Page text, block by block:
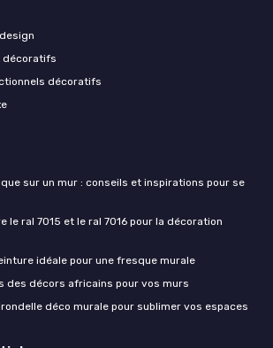
décoratifs
décoratifs
sur un mur : conseils et inspirations pour se
le ral 7015 et le ral 7016 pour la décoration
idéale pour une fresque murale
des décors africains pour vos murs
déco murale pour sublimer vos espaces